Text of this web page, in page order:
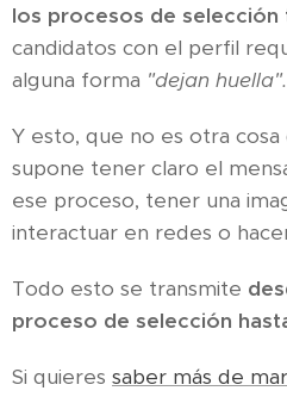
los procesos de selección
candidatos con el perfil
alguna forma "dejan huella".
Y esto, que no es otra cosa
supone tener claro el
ese proceso, tener una
interactuar en redes o
Todo esto se transmite
proceso de selección
Si quieres saber más de